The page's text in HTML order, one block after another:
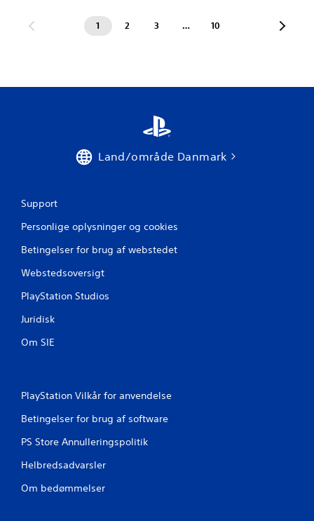
1 2 3 … 10
Land/område Danmark
Support
Personlige oplysninger og cookies
Betingelser for brug af webstedet
Webstedsoversigt
PlayStation Studios
Juridisk
Om SIE
PlayStation Vilkår for anvendelse
Betingelser for brug af software
PS Store Annulleringspolitik
Helbredsadvarsler
Om bedømmelser